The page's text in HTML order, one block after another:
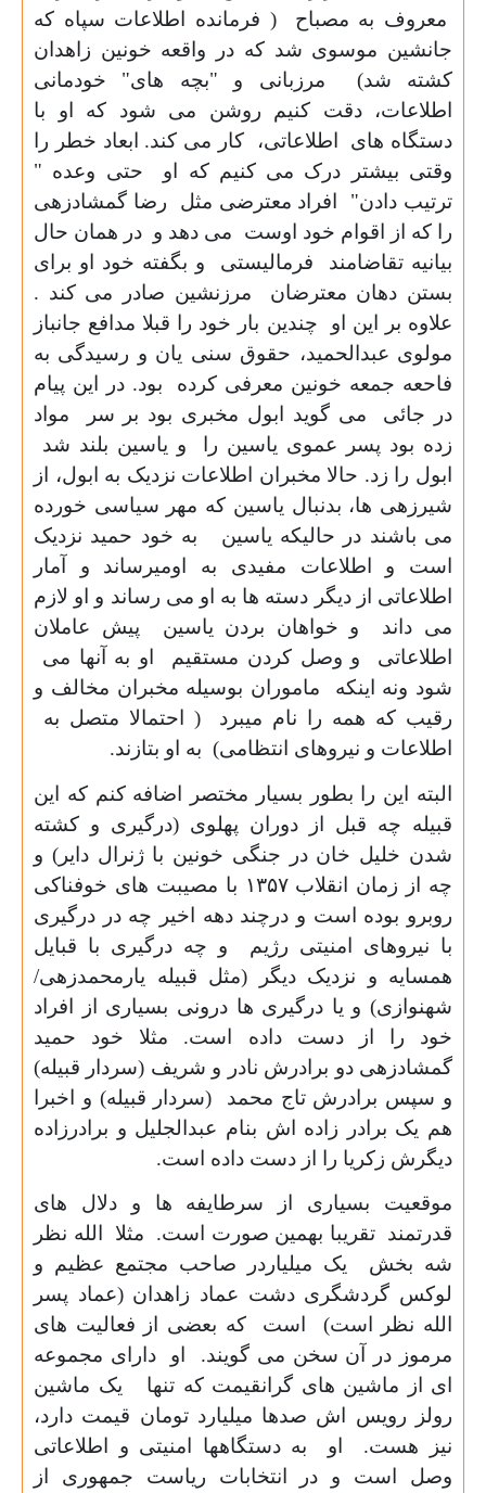
معروف به مصباح ( فرمانده اطلاعات سپاه که
جانشین موسوی شد که در واقعه خونین زاهدان
کشته شد) مرزبانی و "بچه های" خودمانی
اطلاعات، دقت کنیم روشن می شود که او با
دستگاه های اطلاعاتی، کار می کند. ابعاد خطر را
وقتی بیشتر درک می کنیم که او حتی وعده "
ترتیب دادن" افراد معترضی مثل رضا گمشادزهی
را که از اقوام خود اوست می دهد و در همان حال
بیانیه تقاضامند فرمالیستی و بگفته خود او برای
بستن دهان معترضان مرزنشین صادر می کند .
علاوه بر این او چندین بار خود را قبلا مدافع جانباز
مولوی عبدالحمید، حقوق سنی یان و رسیدگی به
فاحعه جمعه خونین معرفی کرده بود. در این پیام
در جائی می گوید ابول مخبری بود بر سر مواد
زده بود پسر عموی یاسین را و یاسین بلند شد
ابول را زد. حالا مخبران اطلاعات نزدیک به ابول، از
شیرزهی ها، بدنبال یاسین که مهر سیاسی خورده
می باشند در حالیکه یاسین به خود حمید نزدیک
است و اطلاعات مفیدی به اومیرساند و آمار
اطلاعاتی از دیگر دسته ها به او می رساند و او لازم
می داند و خواهان بردن یاسین پیش عاملان
اطلاعاتی و وصل کردن مستقیم او به آنها می
شود ونه اینکه ماموران بوسیله مخبران مخالف و
رقیب که همه را نام میبرد ( احتمالا متصل به
اطلاعات و نیروهای انتظامی) به او بتازند.
البته این را بطور بسیار مختصر اضافه کنم که این
قبیله چه قبل از دوران پهلوی (درگیری و کشته
شدن خلیل خان در جنگی خونین با ژنرال دایر) و
چه از زمان انقلاب۱۳۵۷ با مصیبت های خوفناکی
روبرو بوده است و درچند دهه اخیر چه در درگیری
با نیروهای امنیتی رژیم و چه درگیری با قبایل
همسایه و نزدیک دیگر (مثل قبیله یارمحمدزهی/
شهنوازی) و یا درگیری ها درونی بسیاری از افراد
خود را از دست داده است. مثلا خود حمید
گمشادزهی دو برادرش نادر و شریف (سردار قبیله)
و سپس برادرش تاج محمد (سردار قبیله) و اخبرا
هم یک برادر زاده اش بنام عبدالجلیل و برادرزاده
دیگرش زکریا را از دست داده است.
موقعیت بسیاری از سرطایفه ها و دلال های
قدرتمند تقریبا بهمین صورت است. مثلا الله نظر
شه بخش یک میلیاردر صاحب مجتمع عظیم و
لوکس گردشگری دشت عماد زاهدان (عماد پسر
الله نظر است) است که بعضی از فعالیت های
مرموز در آن سخن می گویند. او دارای مجموعه
ای از ماشین های گرانقیمت که تنها یک ماشین
رولز رویس اش صدها میلیارد تومان قیمت دارد،
نیز هست. او به دستگاهها امنیتی و اطلاعاتی
وصل است و در انتخابات ریاست جمهوری از